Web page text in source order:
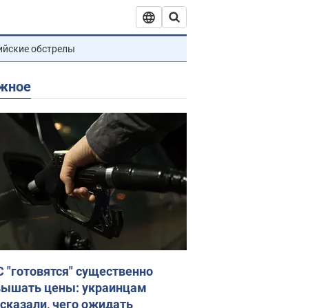
обстрелы
"готовятся" существенно
цены: украинцам
чего ожидать